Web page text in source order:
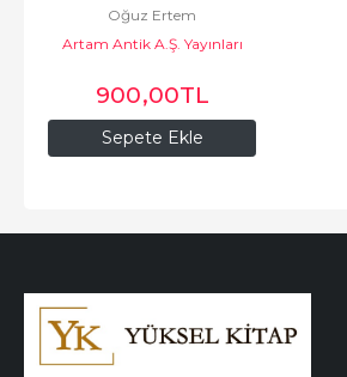
Sepete Ekle
Oğuz Ertem
Artam Antik A.Ş. Yayınları
900,00TL